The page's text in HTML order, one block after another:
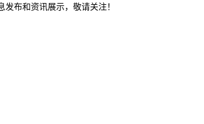
布和资讯展示，敬请关注！